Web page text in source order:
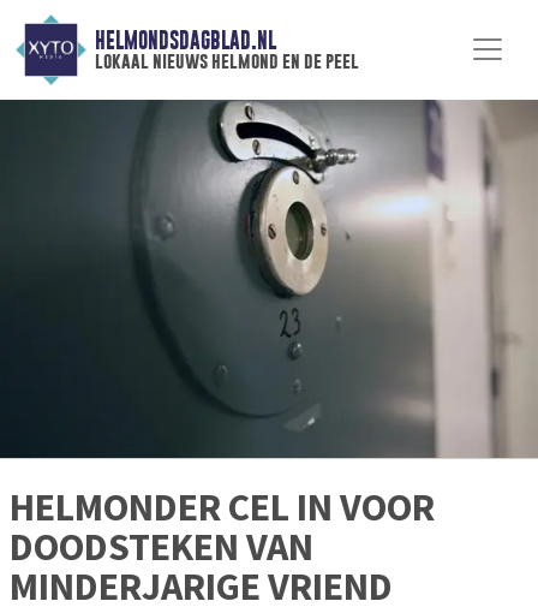
HELMONDSDAGBLAD.NL
lokaal nieuws helmond en de peel
HELMONDER CEL IN VOOR
DOODSTEKEN VAN
MINDERJARIGE VRIEND